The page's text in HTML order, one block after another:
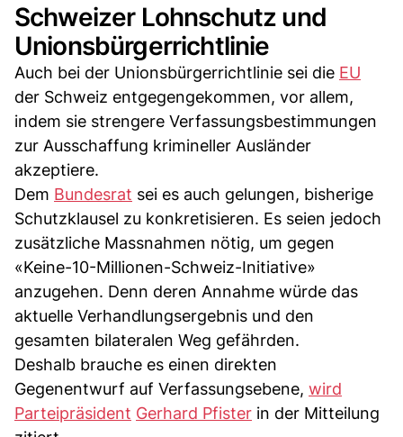
Schweizer Lohnschutz und
Unionsbürgerrichtlinie
Auch bei der Unionsbürgerrichtlinie sei die EU
der Schweiz entgegengekommen, vor allem,
indem sie strengere Verfassungsbestimmungen
zur Ausschaffung krimineller Ausländer
akzeptiere.
Dem Bundesrat sei es auch gelungen, bisherige
Schutzklausel zu konkretisieren. Es seien jedoch
zusätzliche Massnahmen nötig, um gegen
«Keine-10-Millionen-Schweiz-Initiative»
anzugehen. Denn deren Annahme würde das
aktuelle Verhandlungsergebnis und den
gesamten bilateralen Weg gefährden.
Deshalb brauche es einen direkten
Gegenentwurf auf Verfassungsebene, wird
Parteipräsident Gerhard Pfister in der Mitteilung